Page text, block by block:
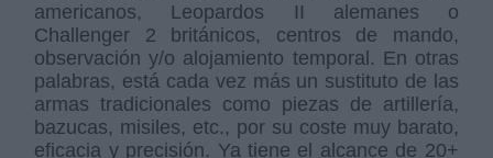
americanos, Leopardos II alemanes o
Challenger 2 británicos, centros de mando,
observación y/o alojamiento temporal. En otras
palabras, está cada vez más un sustituto de las
armas tradicionales como piezas de artillería,
bazucas, misiles, etc., por su coste muy barato,
eficacia y precisión. Ya tiene el alcance de 20+